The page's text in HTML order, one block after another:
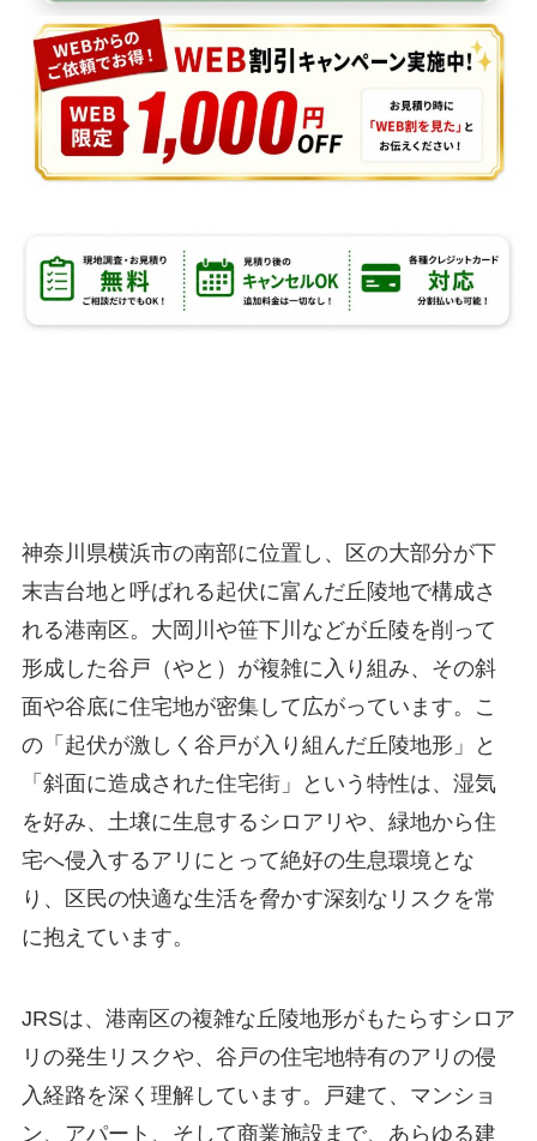
神奈川県横浜市の南部に位置し、区の大部分が下
末吉台地と呼ばれる起伏に富んだ丘陵地で構成さ
れる港南区。大岡川や笹下川などが丘陵を削って
形成した谷戸（やと）が複雑に入り組み、その斜
面や谷底に住宅地が密集して広がっています。こ
の「起伏が激しく谷戸が入り組んだ丘陵地形」と
「斜面に造成された住宅街」という特性は、湿気
を好み、土壌に生息するシロアリや、緑地から住
宅へ侵入するアリにとって絶好の生息環境とな
り、区民の快適な生活を脅かす深刻なリスクを常
に抱えています。
JRSは、港南区の複雑な丘陵地形がもたらすシロア
リの発生リスクや、谷戸の住宅地特有のアリの侵
入経路を深く理解しています。戸建て、マンショ
ン、アパート、そして商業施設まで、あらゆる建